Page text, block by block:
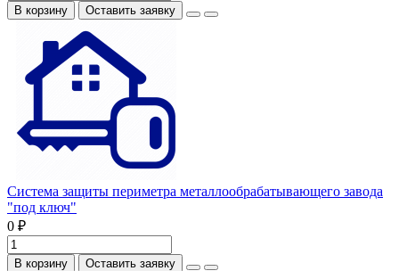
В корзину Оставить заявку
Система защиты периметра металлообрабатывающего завода
"под ключ"
0 ₽
В корзину Оставить заявку